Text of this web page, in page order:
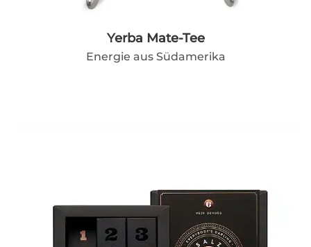
Yerba Mate-Tee
Energie aus Südamerika